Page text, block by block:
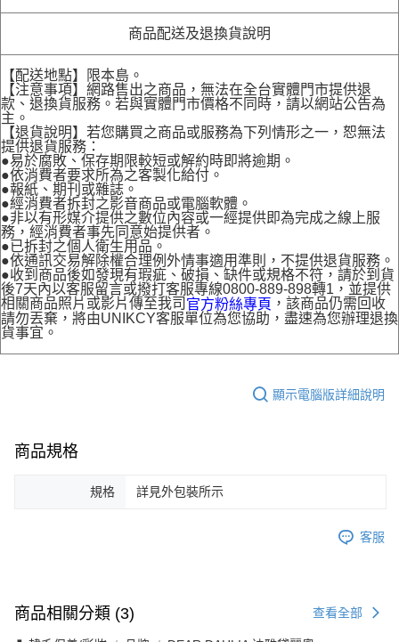
商品配送及退換貨說明
【配送地點】限本島。
【注意事項】網路售出之商品，無法在全台實體門市提供退
款、退換貨服務。若與實體門市價格不同時，請以網站公告為
主。
【退貨說明】若您購買之商品或服務為下列情形之一，恕無法
提供退貨服務：
●易於腐敗、保存期限較短或解約時即將逾期。
●依消費者要求所為之客製化給付。
●報紙、期刊或雜誌。
●經消費者拆封之影音商品或電腦軟體。
●非以有形媒介提供之數位內容或一經提供即為完成之線上服
務，經消費者事先同意始提供者。
●已拆封之個人衛生用品。
●依通訊交易解除權合理例外情事適用準則，不提供退貨服務。
●收到商品後如發現有瑕疵、破損、缺件或規格不符，請於到貨
後7天內以客服留言或撥打客服專線0800-889-898轉1，並提供
相關商品照片或影片傳至我司 官方粉絲專頁 ，該商品仍需回收
請勿丟棄，將由UNIKCY客服單位為您協助，盡速為您辦理退換
貨事宜。
顯示電腦版詳細說明
商品規格
規格 詳見外包裝所示
客服
商品相關分類 (3) 查看全部